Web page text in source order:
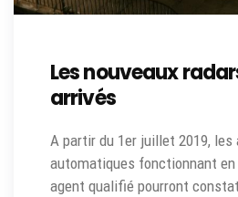
Les nouveaux
arrivés
A partir du 1er juillet 2019, les
automatiques fonctionnant en
agent qualifié pourront